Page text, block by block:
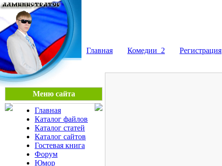
Главная Комедии_2 Регистрация
Меню сайта
Главная
Каталог файлов
Каталог статей
Каталог сайтов
Гостевая книга
Форум
Юмор